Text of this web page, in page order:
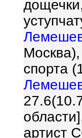
спорта
артист